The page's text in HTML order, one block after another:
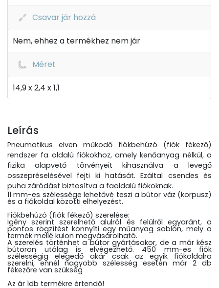
Csavar jár hozzá
Nem, ehhez a termékhez nem jár
Méret
14,9 x 2,4 x 1,1
Leírás
Pneumatikus elven működő fiókbehúzó (fiók fékező)
rendszer fa oldalú fiókokhoz, amely kenőanyag nélkül, a
fizika alapvető törvényeit kihasználva a levegő
összepréselésével fejti ki hatását. Ezáltal csendes és
puha záródást biztosítva a faoldalú fiókoknak.
11 mm-es szélessége lehetővé teszi a bútor váz (korpusz)
és a fiókoldal közötti elhelyezést.
Fiókbehúzó (fiók fékező) szerelése:
Igény szerint szerelhető alulról és felülről egyaránt, a
pontos rögzítést könnyíti egy műanyag sablon, mely a
termék mellé külön megvásárolható.
A szerelés történhet a bútor gyártásakor, de a már kész
bútoron utólag is elvégezhető. 450 mm-es fiók
szélességig elegedő akár csak az egyik fiókoldalra
szerelni, ennél nagyobb szélesség esetén már 2 db
fékezőre van szükség
Az ár 1db termékre értendő!